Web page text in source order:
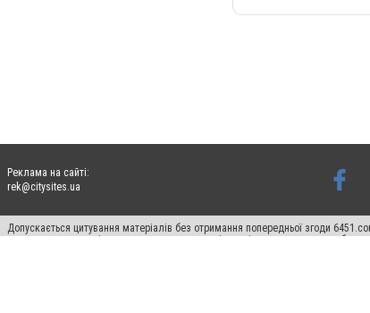
Реклама на сайті:
rek@citysites.ua
Допускається цитування матеріалів без отримання попередньої згоди
пошукових систем гіперпосилання на цитовані статті не нижче другого